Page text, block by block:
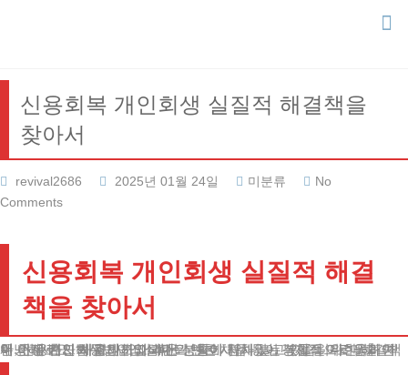
신용회복 개인회생 실질적 해결책을
찾아서
revival2686 2025년 01월 24일 미분류
No
Comments
신용회복 개인회생 실질적 해결
책을 찾아서
안녕하세요, 법무법인 테헤란의 변호사입니다. 경제적 어려움과 채무 문제로 인해 고민하고 계신 분들이 점차 늘고 있습니다. 대출 연체, 신용카드 사용, 사업 실패로 인한 채무 등이 복합적으로 얽히며 더 이상 혼자 해결하기 어려운 상황에 처해있는 분들을 위한 해결책이 바로 개인회생 제도입니다.